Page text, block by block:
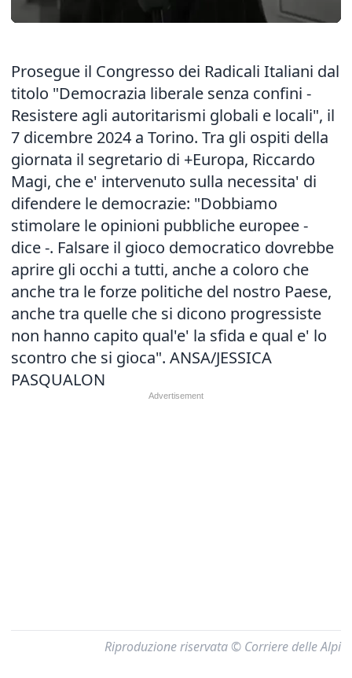
Prosegue il Congresso dei Radicali Italiani dal
titolo "Democrazia liberale senza confini -
Resistere agli autoritarismi globali e locali", il
7 dicembre 2024 a Torino. Tra gli ospiti della
giornata il segretario di +Europa, Riccardo
Magi, che e' intervenuto sulla necessita' di
difendere le democrazie: "Dobbiamo
stimolare le opinioni pubbliche europee -
dice -. Falsare il gioco democratico dovrebbe
aprire gli occhi a tutti, anche a coloro che
anche tra le forze politiche del nostro Paese,
anche tra quelle che si dicono progressiste
non hanno capito qual'e' la sfida e qual e' lo
scontro che si gioca". ANSA/JESSICA
PASQUALON
Riproduzione riservata © Corriere delle Alpi